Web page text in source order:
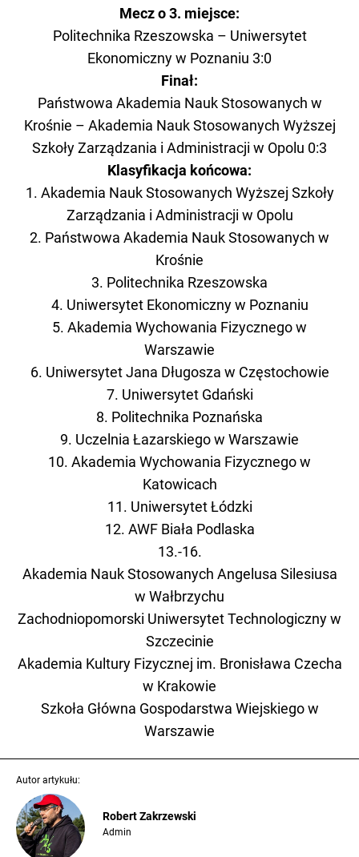
Mecz o 3. miejsce:
Politechnika Rzeszowska – Uniwersytet
Ekonomiczny w Poznaniu 3:0
Finał:
Państwowa Akademia Nauk Stosowanych w
Krośnie – Akademia Nauk Stosowanych Wyższej
Szkoły Zarządzania i Administracji w Opolu 0:3
Klasyfikacja końcowa:
1. Akademia Nauk Stosowanych Wyższej Szkoły
Zarządzania i Administracji w Opolu
2. Państwowa Akademia Nauk Stosowanych w
Krośnie
3. Politechnika Rzeszowska
4. Uniwersytet Ekonomiczny w Poznaniu
5. Akademia Wychowania Fizycznego w
Warszawie
6. Uniwersytet Jana Długosza w Częstochowie
7. Uniwersytet Gdański
8. Politechnika Poznańska
9. Uczelnia Łazarskiego w Warszawie
10. Akademia Wychowania Fizycznego w
Katowicach
11. Uniwersytet Łódzki
12. AWF Biała Podlaska
13.-16.
Akademia Nauk Stosowanych Angelusa Silesiusa
w Wałbrzychu
Zachodniopomorski Uniwersytet Technologiczny w
Szczecinie
Akademia Kultury Fizycznej im. Bronisława Czecha
w Krakowie
Szkoła Główna Gospodarstwa Wiejskiego w
Warszawie
Autor artykułu:
Robert Zakrzewski
Admin